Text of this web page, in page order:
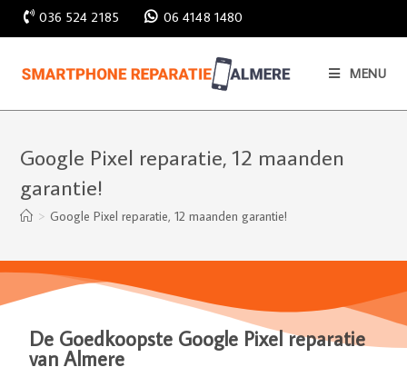
036 524 2185 06 4148 1480
MENU
Google Pixel reparatie, 12 maanden
garantie!
> Google Pixel reparatie, 12 maanden garantie!
De Goedkoopste Google Pixel reparatie
van Almere